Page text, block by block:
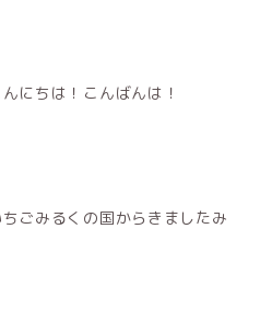
にちは！こんばんは！
ごみるくの国からきましたみ